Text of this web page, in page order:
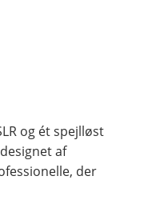
og ét spejlløst
af
der